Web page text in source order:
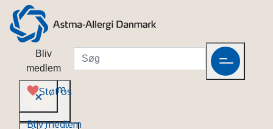
Bliv
medlem
Støt os
Bliv medlem
Viden om